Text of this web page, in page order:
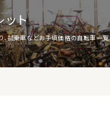
ット
、試乗車などお手頃価格の自転車一覧